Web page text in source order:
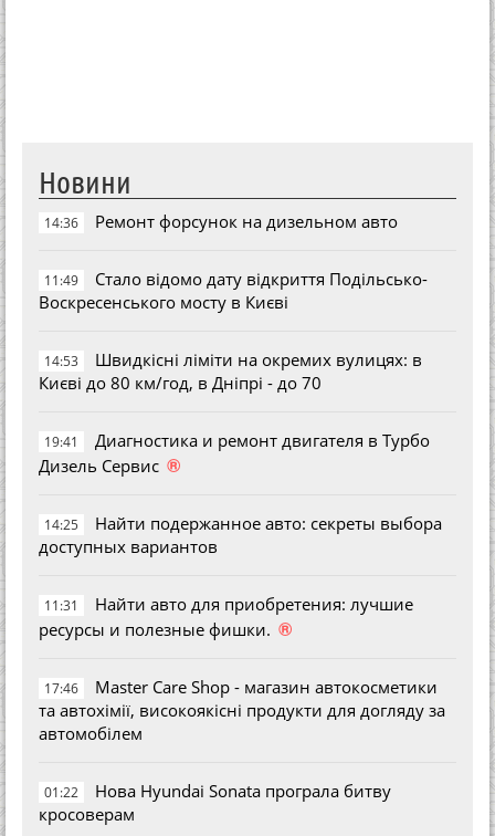
Новини
14:36 Ремонт форсунок на дизельном авто
11:49
Стало відомо дату відкриття Подільсько-
Воскресенського мосту в Києві
14:53
Швидкісні ліміти на окремих вулицях: в
Києві до 80 км/год, в Дніпрі - до 70
19:41
Диагностика и ремонт двигателя в Турбо
Дизель Сервис ®
14:25
Найти подержанное авто: секреты выбора
доступных вариантов
11:31
Найти авто для приобретения: лучшие
ресурсы и полезные фишки. ®
17:46
Master Care Shop - магазин автокосметики
та автохімії, високоякісні продукти для догляду за
автомобілем
01:22
Нова Hyundai Sonata програла битву
кросоверам